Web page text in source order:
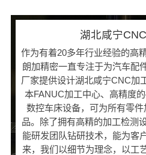
湖北咸宁
作为有着20多年行业经验的高
朗加精密一直专注于为汽车配
厂家提供设计湖北咸宁CNC加
本FANUC加工中心、高精度
数控车床设备，可为所有零
品。除了拥有高精的加工检测
能研发团队钻研技术，能为客
来，我们以细节为理念，以工